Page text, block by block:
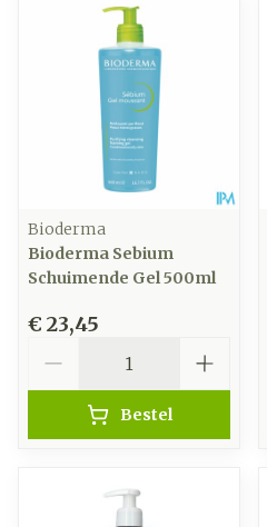
Bioderma
Bioderma Sebium
Schuimende Gel 500ml
€ 23,45
Bestel